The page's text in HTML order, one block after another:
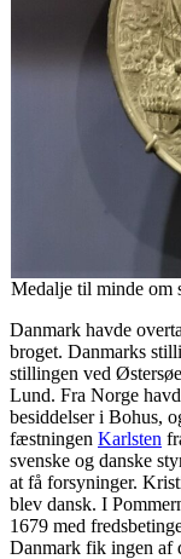
Medalje til minde om
Danmark havde
broget. Danmarks
stillingen ved
Lund. Fra Norge
besiddelser i Bohus,
fæstningen Karlsten
svenske og danske
at få forsyninger.
blev dansk. I
1679 med
Danmark fik ingen af